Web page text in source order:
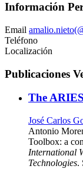
Información
Email
Teléfono
Localización
Publicaciones
The
José Carlos
Antonio
Toolbox: a
International
Technologies.